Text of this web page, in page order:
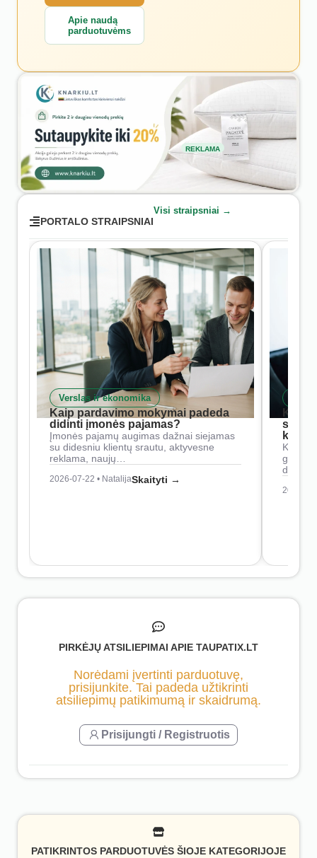
Apie naudą
parduotuvėms
REKLAMA
PORTALO STRAIPSNIAI
Visi straipsniai →
Verslas ir ekonomika
Kaip pardavimo mokymai padeda
didinti įmonės pajamas?
Įmonės pajamų augimas dažnai siejamas
su didesniu klientų srautu, aktyvesne
reklama, naujų…
2026-07-22 • NatalijaSkaityti →
Kaip
2026-
PIRKĖJŲ ATSILIEPIMAI APIE TAUPATIX.LT
Norėdami įvertinti parduotuvę,
prisijunkite. Tai padeda užtikrinti
atsiliepimų patikimumą ir skaidrumą.
Prisijungti / Registruotis
PATIKRINTOS PARDUOTUVĖS ŠIOJE KATEGORIJOJE